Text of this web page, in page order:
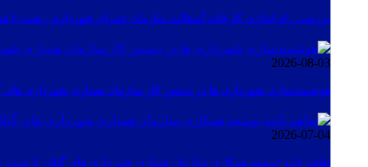
بررسی راه اندازی کارخانه آسفالت سازمان عمران شهرداری رشت با
2026-08-03
هوشمندسازی شهرداری ها در دستور کار سازمان همیاری شهرداری های
2026-07-04
تفاهم نامه توسعه همکاری سازمان همیاری شهرداری های گیلان با پست